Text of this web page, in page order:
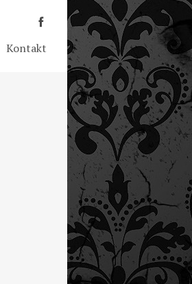
Kontakt